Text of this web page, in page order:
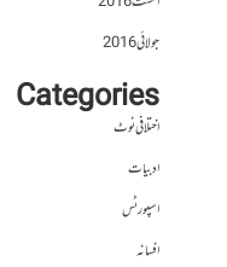
جولائی 2016
Categories
اختلافی نوٹ
ادبیات
اسپورٹس
افسانہ